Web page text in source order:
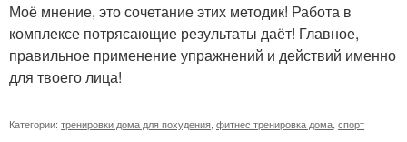
Моё мнение, это сочетание этих методик! Работа в
комплексе потрясающие результаты даёт! Главное,
правильное применение упражнений и действий именно
для твоего лица!
Категории: тренировки дома для похудения, фитнес тренировка дома, спорт